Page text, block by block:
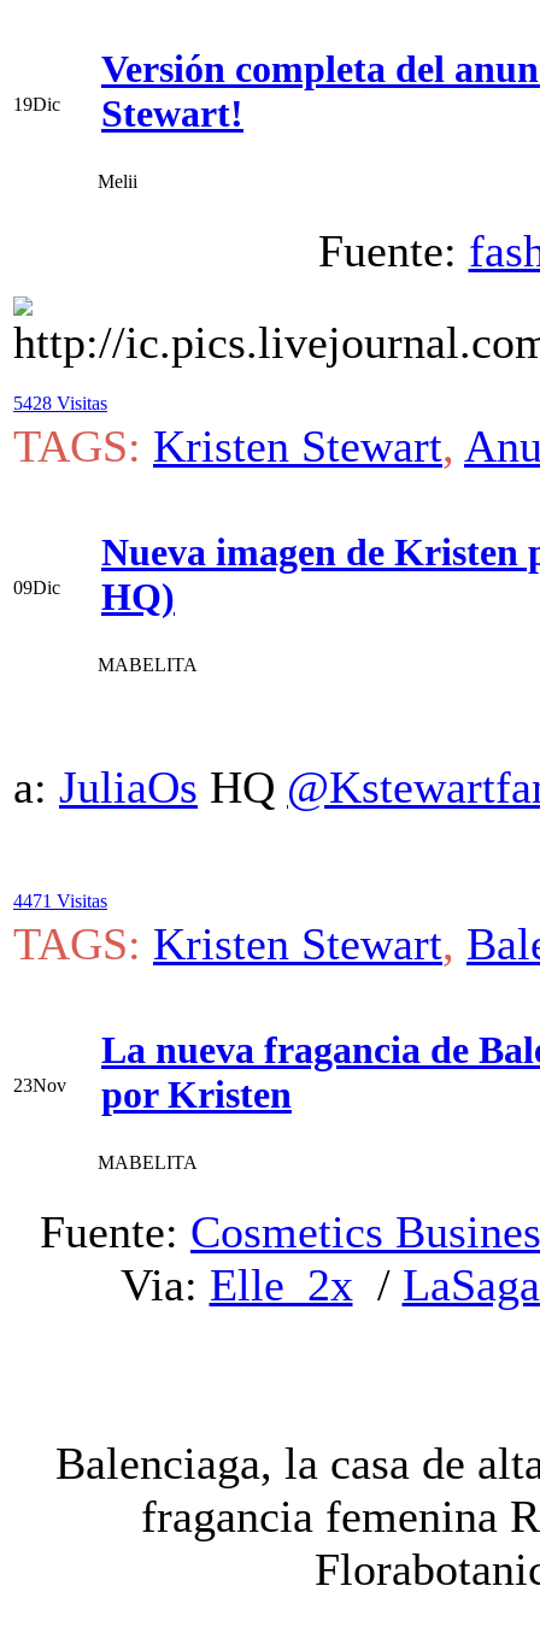
19Dic
Versión completa del
Stewart!
Melii
Fuente:
5428 Visitas
TAGS: Kristen Stewart,
09Dic
Nueva imagen de Kristen
HQ)
MABELITA
a: JuliaOs HQ
4471 Visitas
TAGS: Kristen Stewart,
23Nov
La nueva fragancia de
por Kristen
MABELITA
Fuente: Cosmetics
Via: Elle_2x /
Balenciaga, la casa de
fragancia femenina